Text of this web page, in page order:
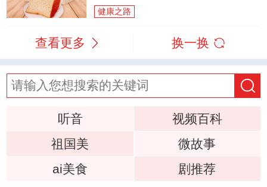
健康之路
查看更多 换一换
听音
视频百科
祖国美
微故事
ai美食
剧推荐